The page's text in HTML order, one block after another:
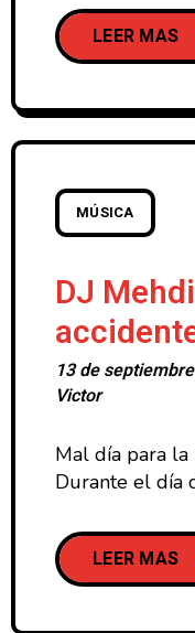
Wah Wah.
la gira que la
después de
quedarse
hemos
LEER MAS
MÚSICA
DJ
13 de
Victor
Mal día para la
Durante el día
anunciaban la
accidente
confirmarse
LEER MAS